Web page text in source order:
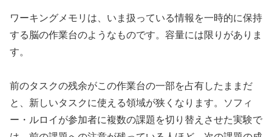
ワーキングメモリは、いま扱っている情報を一時的に保持
する脳の作業台のようなものです。容量には限りがありま
す。
前のタスクの残余がこの作業台の一部を占有したままだ
と、新しいタスクに使える領域が狭くなります。ソフィ
ー・ルロイが参加者に複数の課題を切り替えさせた実験で